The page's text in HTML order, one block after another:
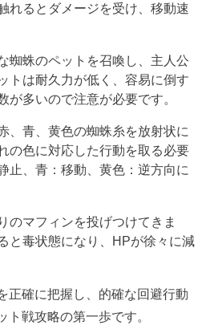
れるとダメージを受け、移動速
蜘蛛のペットを召喚し、主人公
トは耐久力が低く、容易に倒す
が多いので注意が必要です。
、青、黄色の蜘蛛糸を放射状に
の色に対応した行動を取る必要
止、青：移動、黄色：逆方向に
のマフィンを投げつけてきま
と毒状態になり、HPが徐々に減
正確に把握し、的確な回避行動
ト戦攻略の第一歩です。